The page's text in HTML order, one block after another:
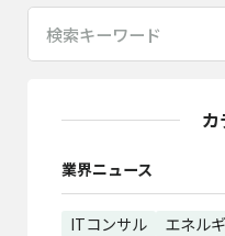
カ
業界ニュース
ITコンサル エネル